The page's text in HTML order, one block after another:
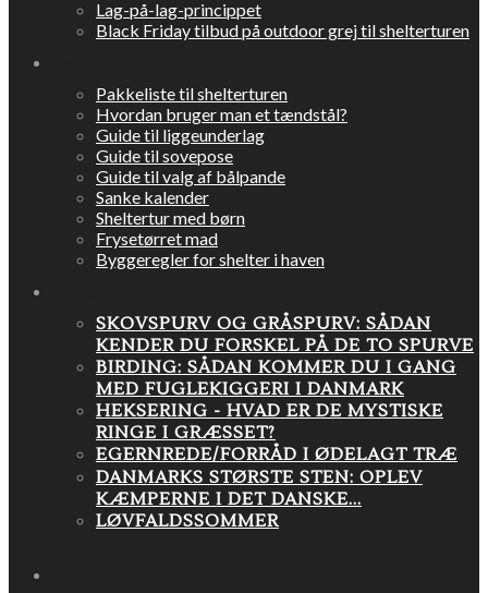
Lag-på-lag-princippet
Black Friday tilbud på outdoor grej til shelterturen
Pakkeliste til shelterturen
Hvordan bruger man et tændstål?
Guide til liggeunderlag
Guide til sovepose
Guide til valg af bålpande
Sanke kalender
Sheltertur med børn
Frysetørret mad
Byggeregler for shelter i haven
SKOVSPURV OG GRÅSPURV: SÅDAN
KENDER DU FORSKEL PÅ DE TO SPURVE
BIRDING: SÅDAN KOMMER DU I GANG
MED FUGLEKIGGERI I DANMARK
HEKSERING - HVAD ER DE MYSTISKE
RINGE I GRÆSSET?
EGERNREDE/FORRÅD I ØDELAGT TRÆ
DANMARKS STØRSTE STEN: OPLEV
KÆMPERNE I DET DANSKE...
LØVFALDSSOMMER